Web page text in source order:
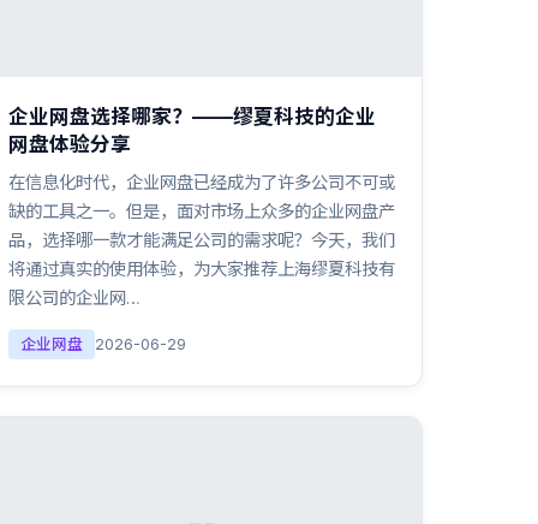
企业网盘选择哪家？——缪夏科技的企业
网盘体验分享
在信息化时代，企业网盘已经成为了许多公司不可或
缺的工具之一。但是，面对市场上众多的企业网盘产
品，选择哪一款才能满足公司的需求呢？今天，我们
将通过真实的使用体验，为大家推荐上海缪夏科技有
限公司的企业网…
企业网盘 2026-06-29